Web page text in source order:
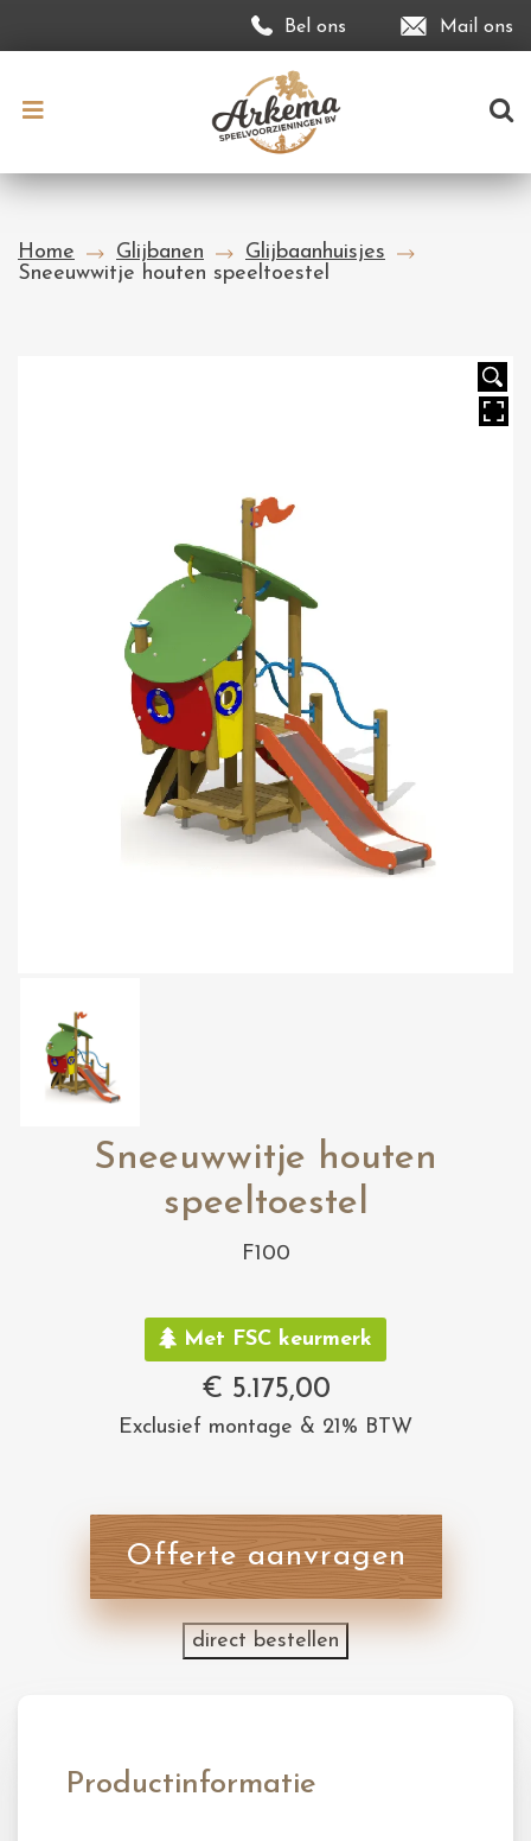
Bel ons Mail ons
Home Glijbanen
Glijbaanhuisjes
Sneeuwwitje houten speeltoestel
Sneeuwwitje houten
speeltoestel
F100
Met FSC keurmerk
€ 5.175,00
Exclusief montage & 21% BTW
Offerte aanvragen
direct bestellen
Productinformatie